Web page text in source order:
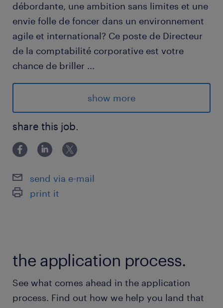
débordante, une ambition sans limites et une
envie folle de foncer dans un environnement
agile et international? Ce poste de Directeur
de la comptabilité corporative est votre
chance de briller ...
Titre du poste: Directeur de la comptabilité
corporative
Localisation: Centre-ville de Montréal
(hybride)
Salaire global jusqu'à 130K
plein cœur de Montréal;
- Salaire hautement compétitif avec
show more
share this job.
send via e-mail
print it
the application process.
See what comes ahead in the application
process. Find out how we help you land that